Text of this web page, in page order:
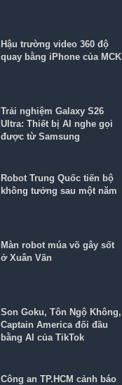
Hậu trường video 360 độ
quay bằng iPhone của MCK
Trải nghiệm Galaxy S26
Ultra: Thiết bị AI nghe gọi
được từ Samsung
Robot Trung Quốc tiến bộ
không tưởng sau một năm
Màn robot múa võ gây sốt
ở Xuân Vãn
Son Goku, Tôn Ngộ Không,
Captain America đối đầu
bằng AI của TikTok
Công an TP.HCM cảnh báo